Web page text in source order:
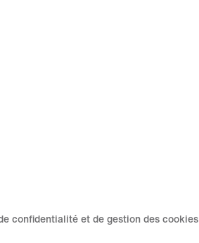
confidentialité et de gestion des cookies